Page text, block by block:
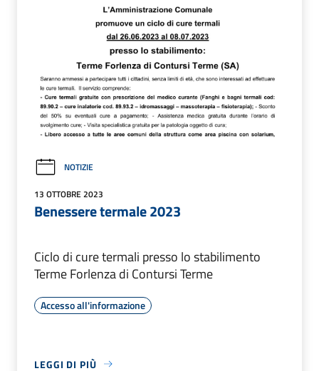
NOTIZIE
13 OTTOBRE 2023
Benessere termale 2023
Ciclo di cure termali presso lo stabilimento
Terme Forlenza di Contursi Terme
Accesso all'informazione
LEGGI DI PIÙ